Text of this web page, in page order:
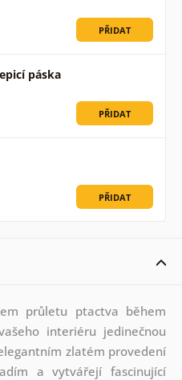
PŘIDAT
páska
PŘIDAT
PŘIDAT
průletu ptactva během
interiéru jedinečnou
zlatém provedení
a vytvářejí fascinující